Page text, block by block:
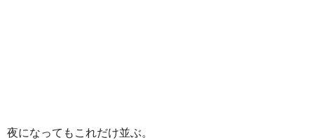
夜になってもこれだけ並ぶ。